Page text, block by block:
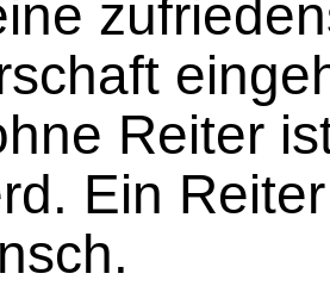
Reiter
Ein